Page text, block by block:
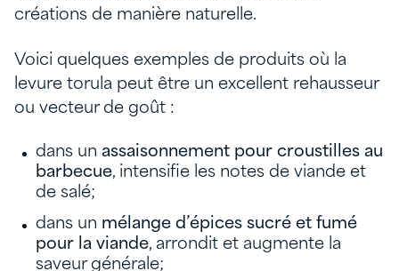
créations de manière naturelle.
Voici quelques exemples de produits où la
levure torula peut être un excellent rehausseur
ou vecteur de goût :
dans un assaisonnement pour croustilles au
barbecue, intensifie les notes de viande et
de salé;
dans un mélange d’épices sucré et fumé
pour la viande, arrondit et augmente la
saveur générale;